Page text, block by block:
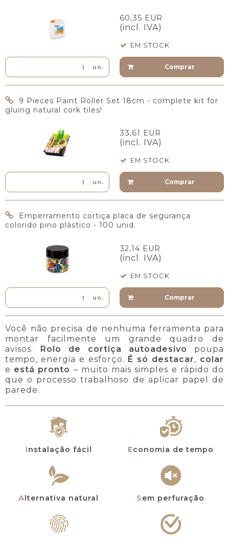
60,35 EUR
(incl. IVA)
EM STOCK
un. Comprar
9 Pieces Paint Roller Set 18cm - complete kit for
gluing natural cork tiles!
33,61 EUR
(incl. IVA)
EM STOCK
un. Comprar
Emperramento cortiça placa de segurança
colorido pino plástico - 100 unid.
32,14 EUR
(incl. IVA)
EM STOCK
un. Comprar
Você não precisa de nenhuma ferramenta para
montar facilmente um grande quadro de
avisos. Rolo de cortiça autoadesivo
poupa
tempo, energia e esforço. É só destacar, colar
e está pronto – muito mais simples e rápido do
que o processo trabalhoso de aplicar papel de
parede.
Instalação fácil Economia de tempo
Alternativa natural Sem perfuração